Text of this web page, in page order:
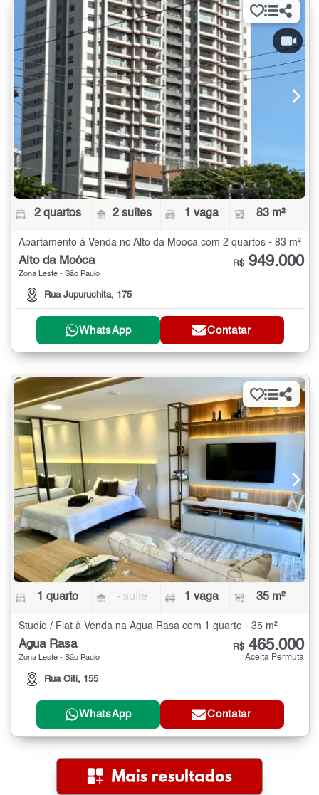
2 quartos 2 suítes 1 vaga 83 m²
Apartamento à Venda no Alto da Moóca com 2 quartos - 83 m²
Alto da Moóca
Zona Leste - São Paulo
Rua Jupuruchita, 175
R$ 949.000
WhatsApp Contatar
1 quarto - suíte 1 vaga 35 m²
Studio / Flat à Venda na Água Rasa com 1 quarto - 35 m²
Água Rasa
Zona Leste - São Paulo
Rua Oiti, 155
R$ 465.000
Aceita Permuta
WhatsApp Contatar